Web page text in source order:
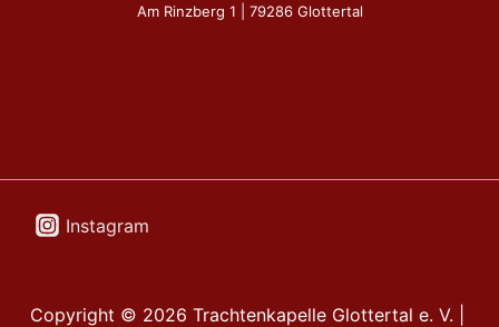
Am Rinzberg 1 | 79286 Glottertal
Instagram
Copyright © 2026 Trachtenkapelle Glottertal e. V.